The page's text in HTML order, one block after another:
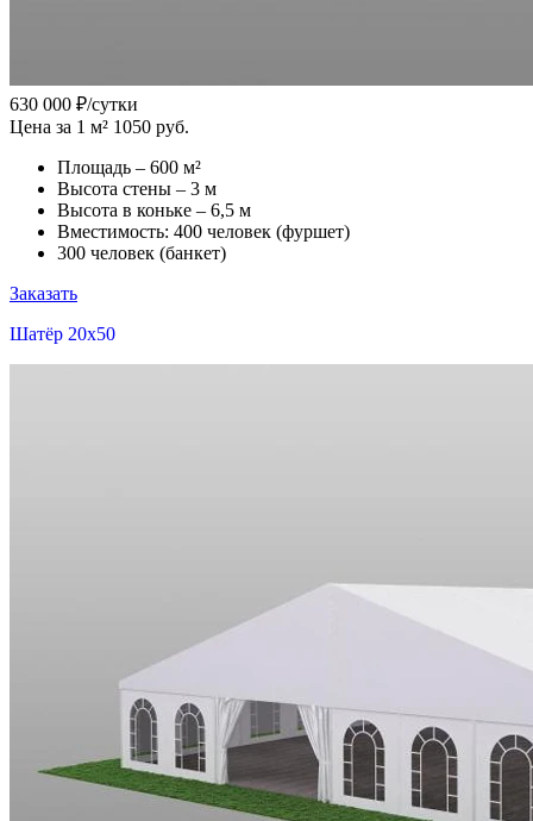
630 000 ₽/сутки
Цена за 1 м² 1050 руб.
Площадь – 600 м²
Высота стены – 3 м
Высота в коньке – 6,5 м
Вместимость: 400 человек (фуршет)
300 человек (банкет)
Заказать
Шатёр 20x50